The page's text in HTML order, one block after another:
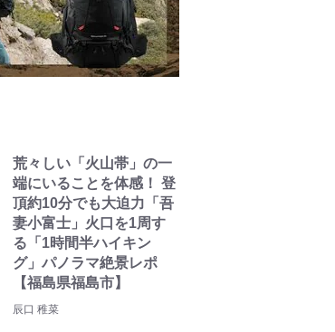
荒々しい「火山帯」の一
端にいることを体感！ 登
頂約10分でも大迫力「吾
妻小富士」火口を1周す
る「1時間半ハイキン
グ」パノラマ絶景レポ
【福島県福島市】
辰口 稚菜